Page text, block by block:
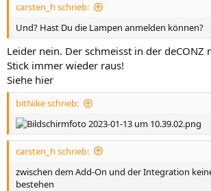
carsten_h schrieb:
Und? Hast Du die Lampen anmelden können?
Leider nein. Der schmeisst in der deCONZ
Stick immer wieder raus!
Siehe hier
bitNike schrieb:
carsten_h schrieb:
zwischen dem Add-On und der Integration
bestehen